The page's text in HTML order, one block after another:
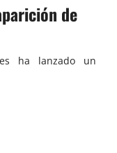
de
ha lanzado un